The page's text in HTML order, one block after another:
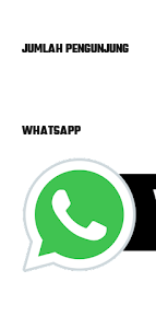
JUMLAH PENGUNJUNG
WHATSAPP